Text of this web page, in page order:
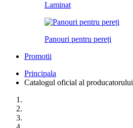
Laminat
Panouri pentru pereți
Promotii
Principala
Catalogul oficial al producatorului